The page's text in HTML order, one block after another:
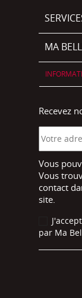
MA
Recevez
Vous
Vous
contact
site.
par Ma